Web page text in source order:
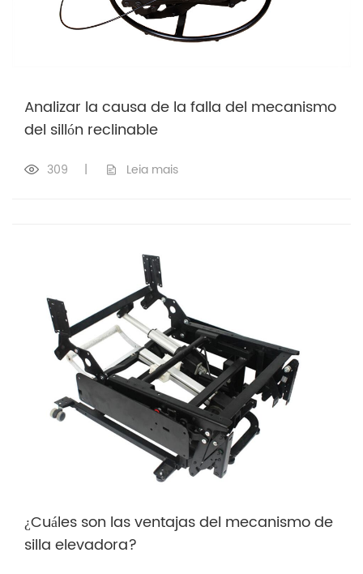
Analizar la causa de la falla del mecanismo
del sillón reclinable
309 | Leia mais
¿Cuáles son las ventajas del mecanismo de
silla elevadora?